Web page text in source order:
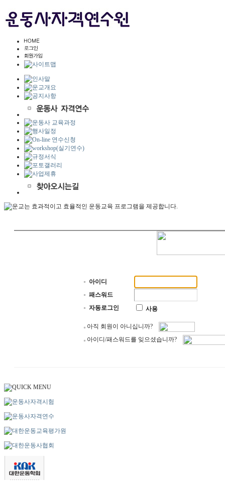
아이디
패스워드
자동로그인
사용
아직 회원이 아니십니까?
아이디/패스워드를 잊으셨습니까?